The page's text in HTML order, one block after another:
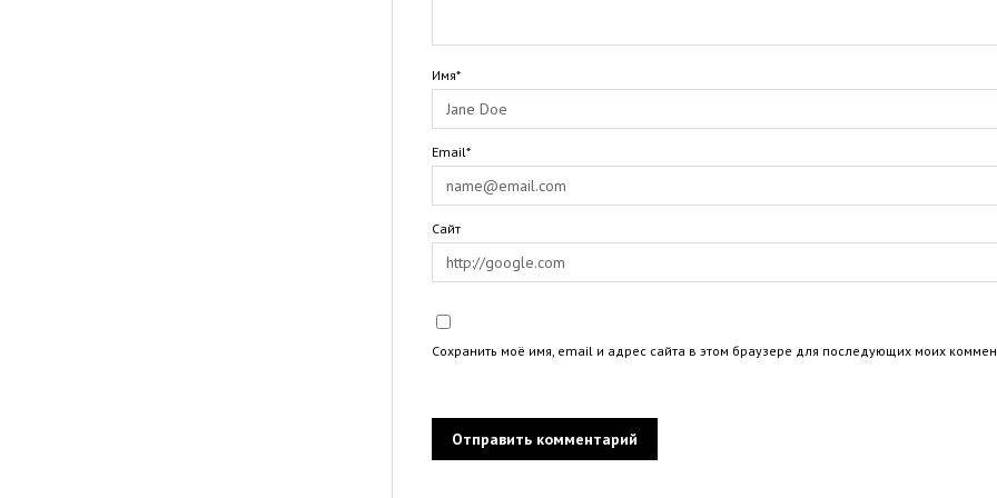
Имя*
Email*
Сайт
Сохранить моё имя, email и адрес сайта в этом браузере для последующих моих